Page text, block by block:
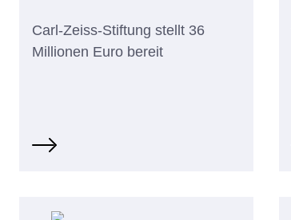
Carl-Zeiss-Stiftung stellt 36
Millionen Euro bereit